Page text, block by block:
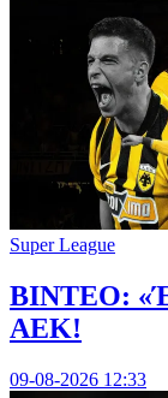
Super League
ΒΙΝΤΕΟ:
ΑΕΚ!
09-08-2026 12:33